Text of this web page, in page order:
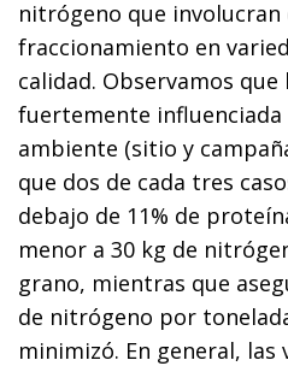
nitrógeno que involucran
fraccionamiento en
calidad. Observamos
fuertemente
ambiente (sitio y
que dos de cada tres
debajo de 11% de
menor a 30 kg de
grano, mientras que
de nitrógeno por
minimizó. En general, las